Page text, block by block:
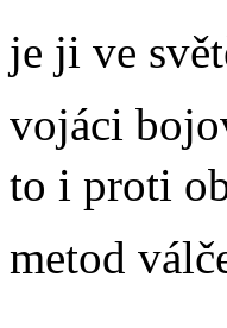
je ji ve
vojáci
to i proti
metod